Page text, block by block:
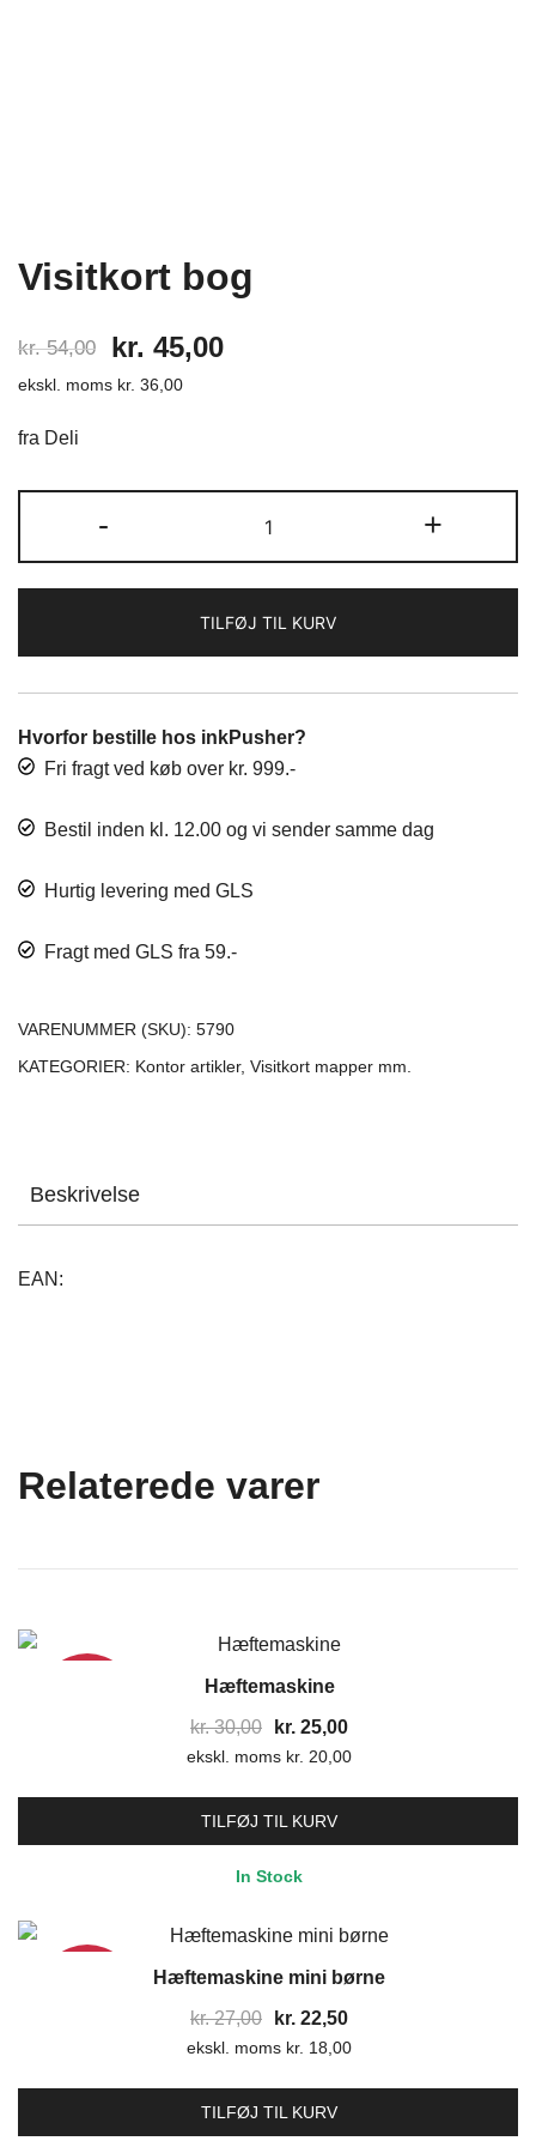
Visitkort bog
kr.54,00
Den
oprindelige
var:
kr. 45,00Den
er:
kr. 45,00.
ekskl. moms kr. 36,00
fra Deli
-
bog
antal
+
TILFØJ TIL KURV
Hvorfor bestille hos inkPusher?
Fri fragt ved køb over kr. 999.-
Bestil inden kl. 12.00 og vi sender samme dag
Hurtig levering med GLS
Fragt med GLS fra 59.-
VARENUMMER (SKU): 5790
KATEGORIER: Kontor artikler, Visitkort mapper mm.
Beskrivelse
EAN:
Relaterede varer
Hæftemaskine
kr.30,00
Den
oprindelige
var:
kr. 30,00.
kr. 25,00Den
aktuelle
kr. 25,00.
ekskl. moms kr. 20,00
TILFØJ TIL KURV
In Stock
Hæftemaskine mini børne
kr.27,00
Den
oprindelige
var:
kr. 27,00.
kr. 22,50Den
aktuelle
kr. 22,50.
ekskl. moms kr. 18,00
TILFØJ TIL KURV